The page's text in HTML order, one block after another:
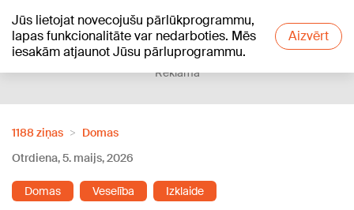
Jūs lietojat novecojušu pārlūkprogrammu,
lapas funkcionalitāte var nedarboties. Mēs
iesakām atjaunot Jūsu pārluprogrammu.
Aizvērt
+24°C
Reklāma
1188 ziņas
Domas
Otrdiena, 5. maijs, 2026
Domas Veselība Izklaide